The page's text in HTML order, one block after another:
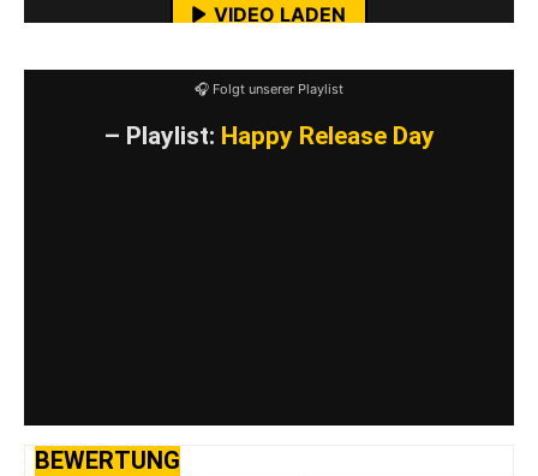
VIDEO LADEN
YouTube-Inhalte immer entsperren
🎧 Folgt unserer Playlist
– Playlist: Happy Release Day
BEWERTUNG